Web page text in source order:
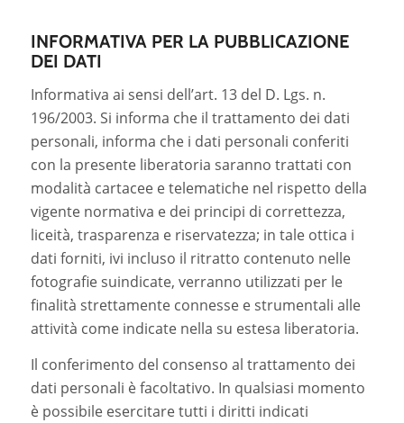
INFORMATIVA PER LA PUBBLICAZIONE
DEI DATI
Informativa ai sensi dell’art. 13 del D. Lgs. n.
196/2003. Si informa che il trattamento dei dati
personali, informa che i dati personali conferiti
con la presente liberatoria saranno trattati con
modalità cartacee e telematiche nel rispetto della
vigente normativa e dei principi di correttezza,
liceità, trasparenza e riservatezza; in tale ottica i
dati forniti, ivi incluso il ritratto contenuto nelle
fotografie suindicate, verranno utilizzati per le
finalità strettamente connesse e strumentali alle
attività come indicate nella su estesa liberatoria.
Il conferimento del consenso al trattamento dei
dati personali è facoltativo. In qualsiasi momento
è possibile esercitare tutti i diritti indicati